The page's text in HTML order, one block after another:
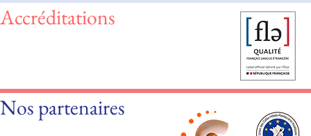
Accréditations
Nos partenaires